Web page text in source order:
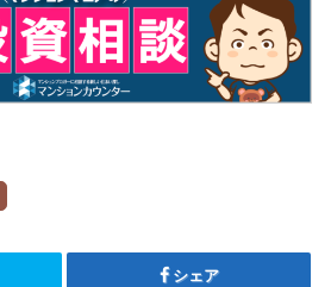
シェア